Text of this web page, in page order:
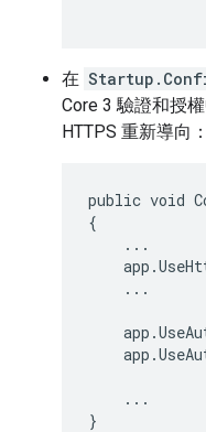
在
Core 3 驗證和授
HTTPS 重新導向：
public void
{
    ...
    ...
    ...
}